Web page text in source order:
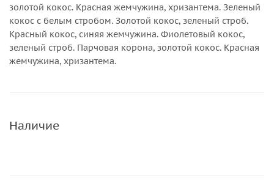
золотой кокос. Красная жемчужина, хризантема. Зеленый
кокос с белым стробом. Золотой кокос, зеленый строб.
Красный кокос, синяя жемчужина. Фиолетовый кокос,
зеленый строб. Парчовая корона, золотой кокос. Красная
жемчужина, хризантема.
Наличие